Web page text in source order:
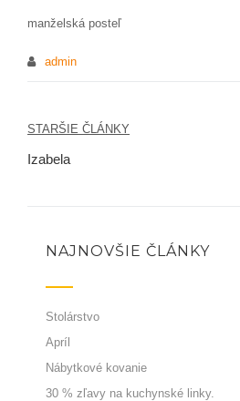
manželská posteľ
admin
Navigácia
STARŠIE ČLÁNKY
Izabela
NAJNOVŠIE ČLÁNKY
Stolárstvo
Apríl
Nábytkové kovanie
30 % zľavy na kuchynské linky.